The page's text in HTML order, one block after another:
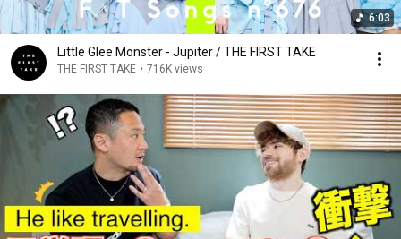
6:03
Little Glee Monster - Jupiter / THE FIRST TAKE
THE FIRST TAKE • 716K views